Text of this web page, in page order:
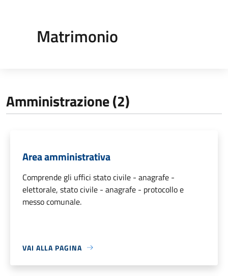
Matrimonio
Amministrazione (2)
Area amministrativa
Comprende gli uffici stato civile - anagrafe -
elettorale, stato civile - anagrafe - protocollo e
messo comunale.
VAI ALLA PAGINA